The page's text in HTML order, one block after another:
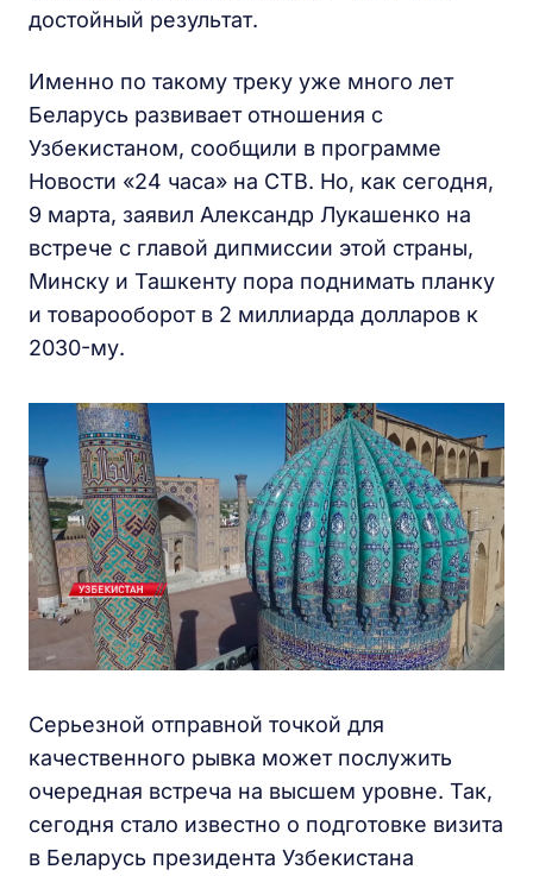
достойный результат.
Именно по такому треку уже много лет
Беларусь развивает отношения с
Узбекистаном, сообщили в программе
Новости «24 часа» на СТВ. Но, как сегодня,
9 марта, заявил Александр Лукашенко на
встрече с главой дипмиссии этой страны,
Минску и Ташкенту пора поднимать планку
и товарооборот в 2 миллиарда долларов к
2030-му.
Серьезной отправной точкой для
качественного рывка может послужить
очередная встреча на высшем уровне. Так,
сегодня стало известно о подготовке визита
в Беларусь президента Узбекистана